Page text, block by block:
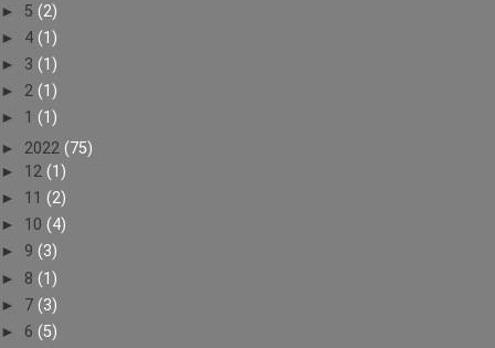
► 5 (2)
► 4 (1)
► 3 (1)
► 2 (1)
► 1 (1)
► 2022 (75)
► 12 (1)
► 11 (2)
► 10 (4)
► 9 (3)
► 8 (1)
► 7 (3)
► 6 (5)